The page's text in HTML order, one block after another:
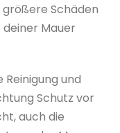
Schäden
Mauer
und
Schutz vor
auch die